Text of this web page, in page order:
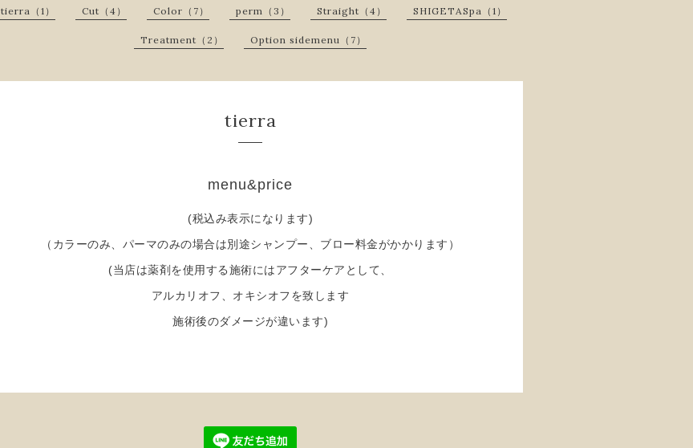
tierra（1） Cut（4） Color（7） perm（3） Straight（4） SHIGETASpa（1）
Treatment（2） Option sidemenu（7）
tierra
menu&price
(税込み表示になります)
（カラーのみ、パーマのみの場合は別途シャンプー、ブロー料金がかかります）
(当店は薬剤を使用する施術にはアフターケアとして、
アルカリオフ、オキシオフを致します
施術後のダメージが違います)